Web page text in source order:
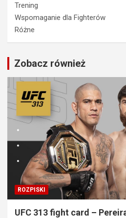
Trening
Wspomaganie dla Fighterów
Różne
Zobacz również
ROZPISKI
UFC 313 fight card –